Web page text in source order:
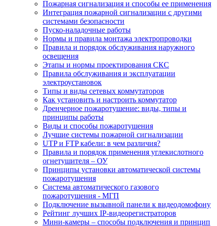
Пожарная сигнализация и способы ее применения
Интеграция пожарной сигнализации с другими
системами безопасности
Пуско-наладочные работы
Нормы и правила монтажа электропроводки
Правила и порядок обслуживания наружного
освещения
Этапы и нормы проектирования СКС
Правила обслуживания и эксплуатации
электроустановок
Типы и виды сетевых коммутаторов
Как установить и настроить коммутатор
Дренчерное пожаротушение: виды, типы и
принципы работы
Виды и способы пожаротушения
Лучшие системы пожарной сигнализации
UTP и FTP кабели: в чем различия?
Правила и порядок применения углекислотного
огнетушителя – ОУ
Принципы установки автоматической системы
пожаротушения
Система автоматического газового
пожаротушения - МГП
Подключение вызывной панели к видеодомофону
Рейтинг лучших IP-видеорегистраторов
Мини-камеры – способы подключения и принцип